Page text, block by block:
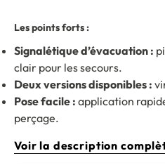
Les points forts :
Signalétique d’évacuation :
clair pour les secours.
Deux versions disponibles :
Pose facile : application
perçage.
Voir la description